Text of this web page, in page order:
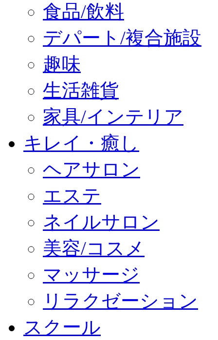
食品/飲料
デパート/複合施設
趣味
生活雑貨
家具/インテリア
キレイ・癒し
ヘアサロン
エステ
ネイルサロン
美容/コスメ
マッサージ
リラクゼーション
スクール